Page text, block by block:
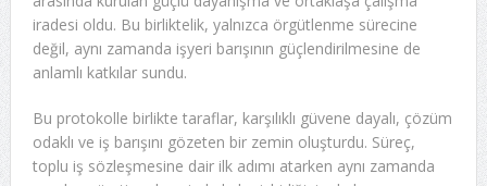
iradesi oldu. Bu birliktelik, yalnızca örgütlenme sürecine
değil, aynı zamanda işyeri barışının güçlendirilmesine de
anlamlı katkılar sundu.
Bu protokolle birlikte taraflar, karşılıklı güvene dayalı, çözüm
odaklı ve iş barışını gözeten bir zemin oluşturdu. Süreç,
toplu iş sözleşmesine dair ilk adımı atarken aynı zamanda